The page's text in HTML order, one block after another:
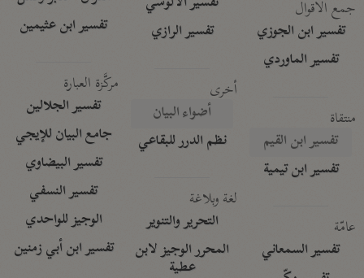
جمع الأقوال
تفسير ابن الجوزي
تفسير الماوردي
منتقاة
تفسير ابن القيم
تفسير ابن تيمية
عامّة
تفسير السمعاني
تفسير الرازي
أخرى
أضواء البيان
نظم الدرر للبقاعي
لغة وبلاغة
التحرير والتنوير
المحرر الوجيز لابن
عطية
تفسير ابن عثيمين
مركَّزة العبارة
تفسير الجلالين
جامع البيان للإيجي
تفسير البيضاوي
تفسير النسفي
الوجيز للواحدي
تفسير ابن أبي زمنين